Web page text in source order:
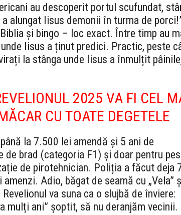
au descoperit portul scufundat,
alungat Iisus demonii în turma de
și bingo – loc exact. Între timp au
Iisus a ținut predici. Practic, peste
la stânga unde Iisus a înmulțit
2025 VA FI CEL
CU TOATE DEGETELE
la 7.500 lei amendă și 5 ani de
brad (categoria F1) și doar pentru
de pirotehnician. Poliția a făcut deja
Adio, băgat de seamă cu „Vela”
va suna ca o slujbă de înviere:
mulți ani” șoptit, să nu deranjăm vecinii.